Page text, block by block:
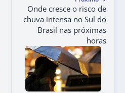
Onde cresce o risco de
chuva intensa no Sul do
Brasil nas próximas
horas